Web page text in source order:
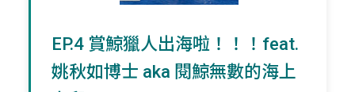
EP.4 賞鯨獵人出海啦！！！feat.
姚秋如博士 aka 閱鯨無數的海上